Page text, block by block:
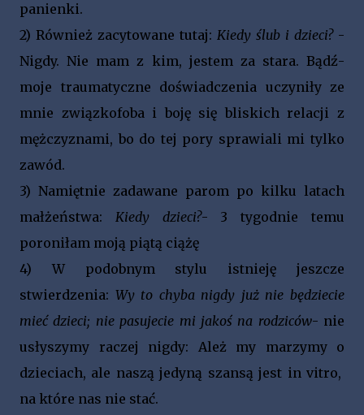
panienki.
2) Również zacytowane tutaj: Kiedy ślub i dzieci? -
Nigdy. Nie mam z kim, jestem za stara. Bądź-
moje traumatyczne doświadczenia uczyniły ze
mnie związkofoba i boję się bliskich relacji z
mężczyznami, bo do tej pory sprawiali mi tylko
zawód.
3) Namiętnie zadawane parom po kilku latach
małżeństwa:
Kiedy dzieci?- 3 tygodnie temu
poroniłam moją piątą ciążę
4)
W podobnym stylu istnieję jeszcze
stwierdzenia: Wy to chyba nigdy już nie będziecie
mieć dzieci; nie pasujecie mi jakoś na rodziców- nie
usłyszymy raczej nigdy: Ależ my marzymy o
dzieciach, ale naszą jedyną szansą jest in vitro,
na które nas nie stać.